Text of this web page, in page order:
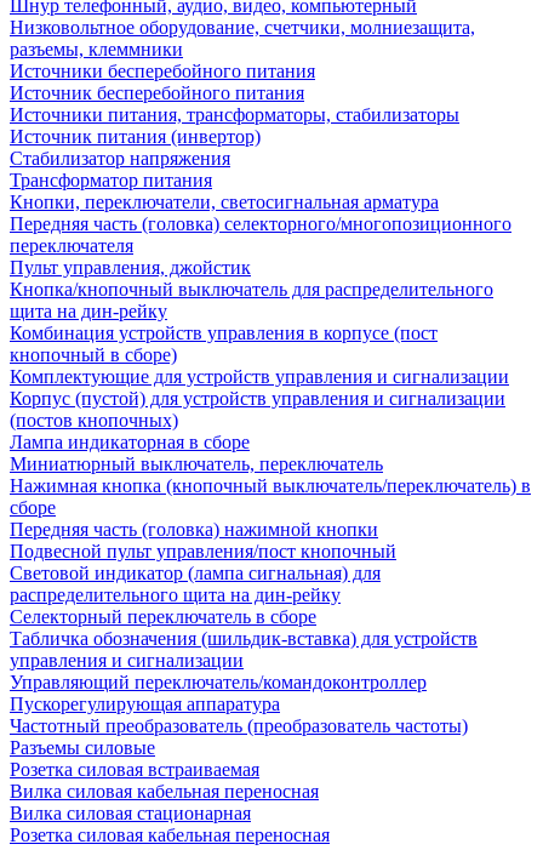
Шнур телефонный, аудио, видео, компьютерный
Низковольтное оборудование, счетчики, молниезащита,
разъемы, клеммники
Источники бесперебойного питания
Источник бесперебойного питания
Источники питания, трансформаторы, стабилизаторы
Источник питания (инвертор)
Стабилизатор напряжения
Трансформатор питания
Кнопки, переключатели, светосигнальная арматура
Передняя часть (головка) селекторного/многопозиционного
переключателя
Пульт управления, джойстик
Кнопка/кнопочный выключатель для распределительного
щита на дин-рейку
Комбинация устройств управления в корпусе (пост
кнопочный в сборе)
Комплектующие для устройств управления и сигнализации
Корпус (пустой) для устройств управления и сигнализации
(постов кнопочных)
Лампа индикаторная в сборе
Миниатюрный выключатель, переключатель
Нажимная кнопка (кнопочный выключатель/переключатель) в
сборе
Передняя часть (головка) нажимной кнопки
Подвесной пульт управления/пост кнопочный
Световой индикатор (лампа сигнальная) для
распределительного щита на дин-рейку
Селекторный переключатель в сборе
Табличка обозначения (шильдик-вставка) для устройств
управления и сигнализации
Управляющий переключатель/командоконтроллер
Пускорегулирующая аппаратура
Частотный преобразователь (преобразователь частоты)
Разъемы силовые
Розетка силовая встраиваемая
Вилка силовая кабельная переносная
Вилка силовая стационарная
Розетка силовая кабельная переносная